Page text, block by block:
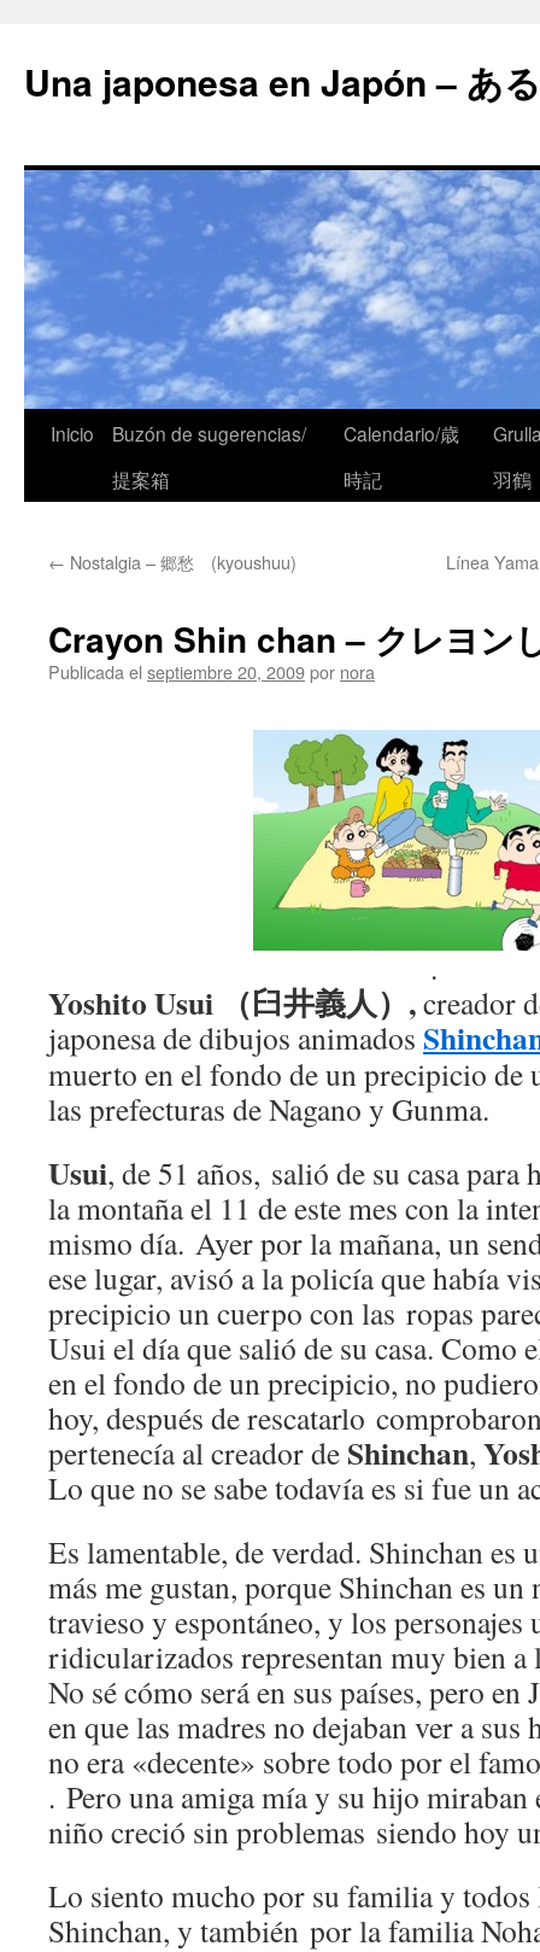
Una japonesa en Japón – あ
Inicio
Buzón de sugerencias/
提案箱
Calendario/歳
時記
羽鶴
← Nostalgia – 郷愁 (kyoushuu) Línea
Crayon Shin chan – クレヨン
Publicada el septiembre 20, 2009por nora
.
Yoshito Usui （臼井義人）,creador
japonesa de dibujos animados
muerto en el fondo de un precipicio de
las prefecturas de Nagano y Gunma.
Usui, de 51 años, salió de su casa para
la montaña el 11 de este mes con la
mismo día. Ayer por la mañana, un
ese lugar, avisó a la policía que había
precipicio un cuerpo con las ropas
Usui el día que salió de su casa. Como
en el fondo de un precipicio, no
hoy, después de rescatarlo
pertenecía al creador de Shinchan,
Lo que no se sabe todavía es si fue un
Es lamentable, de verdad. Shinchan es
más me gustan, porque Shinchan es
travieso y espontáneo, y los personajes
ridicularizados representan muy bien a
No sé cómo será en sus países, pero en
en que las madres no dejaban ver a sus
no era «decente» sobre todo por el
. Pero una amiga mía y su hijo
niño creció sin problemas siendo hoy
Lo siento mucho por su familia y todos
Shinchan, y también por la familia